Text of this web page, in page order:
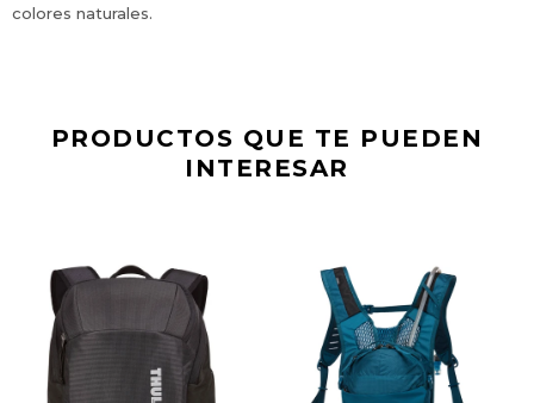
colores naturales.
PRODUCTOS QUE TE PUEDEN
INTERESAR